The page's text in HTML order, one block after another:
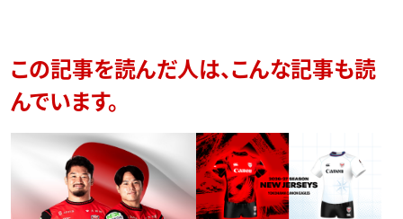
この記事を読んだ人は、こんな記事も読
んでいます。